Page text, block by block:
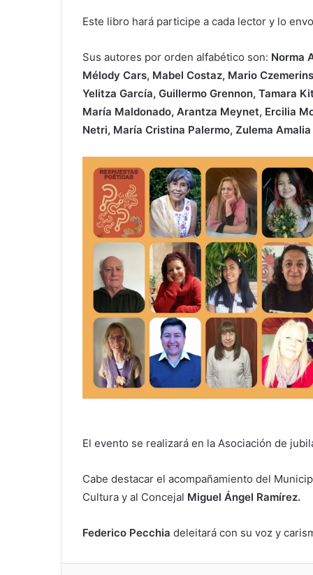
Este libro hará participe a cada lector y lo
Sus autores por orden alfabético son: Norma
Mélody Cars, Mabel Costaz, Mario
Yelitza García, Guillermo Grennon, Tamara
María Maldonado, Arantza Meynet, Ercilia
Netri, María Cristina Palermo, Zulema
El evento se realizará en la Asociación de
Cabe destacar el acompañamiento del
Cultura y al Concejal Miguel Ángel Ramírez.
Federico Pecchia deleitará con su voz y